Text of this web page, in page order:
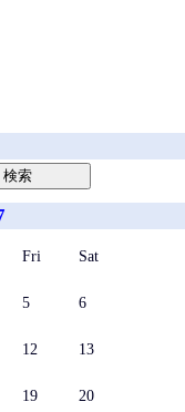
Fri Sat
5 6
12 13
19 20